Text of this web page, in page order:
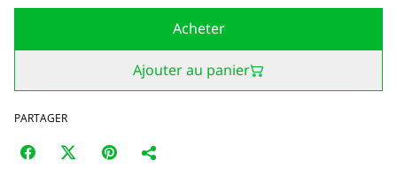
Acheter
Ajouter au panier
PARTAGER